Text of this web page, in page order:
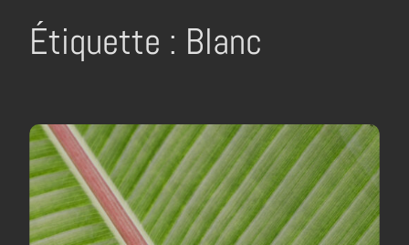
Étiquette : Blanc